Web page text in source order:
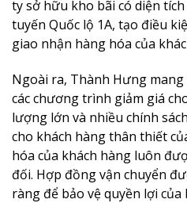
ty sở hữu kho bãi có diện
tuyến Quốc lộ 1A, tạo điều
giao nhận hàng hóa của
Ngoài ra, Thành Hưng
các chương trình giảm giá
lượng lớn và nhiều chính
cho khách hàng thân thiết
hóa của khách hàng luôn
đối. Hợp đồng vận chuyển
ràng để bảo vệ quyền lợi của